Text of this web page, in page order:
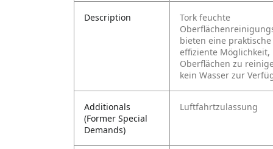
Description
Tork feuchte
bieten eine
effiziente Möglichkeit,
Oberflächen zu
kein Wasser zur
Additionals
(Former Special
Demands)
Luftfahrtzulassung